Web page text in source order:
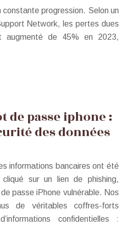
progression. Selon un
Network, les pertes dues
de 45% en 2023,
de passe iphone :
des données
informations bancaires ont été
sur un lien de phishing,
passe iPhone vulnérable. Nos
de véritables coffres-forts
confidentielles :